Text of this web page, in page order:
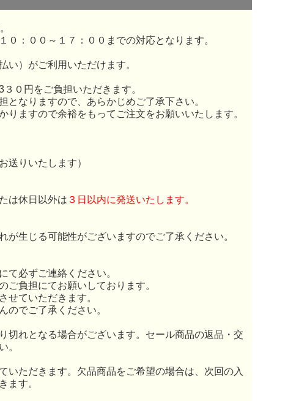
：００～１７：００までの対応となります。
い）がご利用いただけます。
０円をご負担いただきます。
なりますので、あらかじめご了承下さい。
ますので余裕をもってご注文をお願いいたします。
送りいたします）
は休日以外は ３日以内に発送いたします。
生じる可能性がございますのでご了承ください。
て必ずご連絡ください。
ご負担にてお願いしております。
せていただきます。
のでご了承ください。
切れとなる場合がございます。セール商品の返品・交
。
いただきます。欠品商品をご希望の場合は、次回の入
ます。